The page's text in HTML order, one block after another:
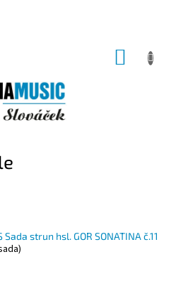
Sada strun hsl. GOR SONATINA č.11